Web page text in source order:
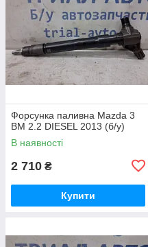
Форсунка паливна Mazda 3
BM 2.2 DIESEL 2013 (б/у)
В наявності
2 710 ₴
Купити